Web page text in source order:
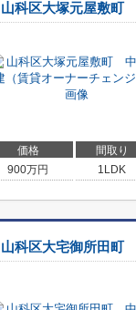
山科区大塚元屋敷町
価格 間取り
900万円 1LDK
山科区大宅御所田町